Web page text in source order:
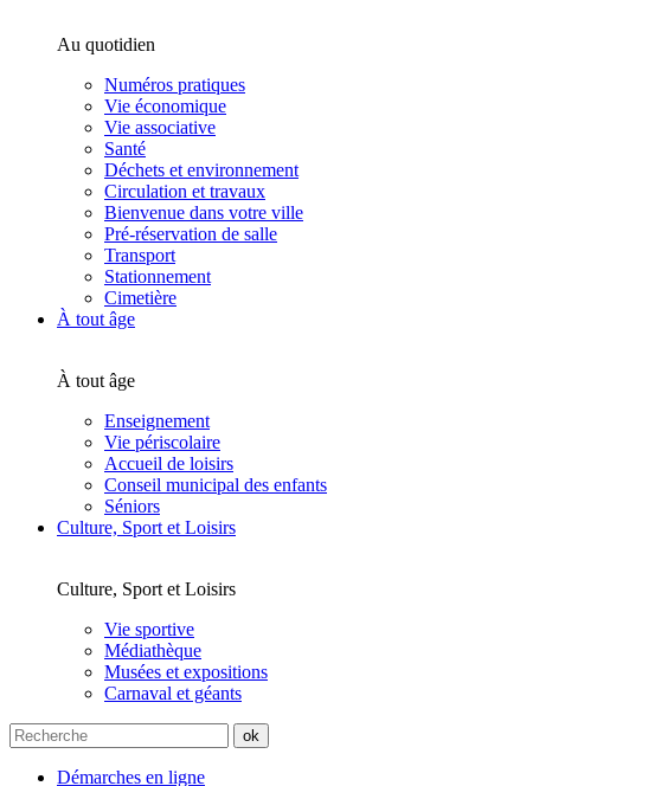
Au quotidien
Numéros pratiques
Vie économique
Vie associative
Santé
Déchets et environnement
Circulation et travaux
Bienvenue dans votre ville
Pré-réservation de salle
Transport
Stationnement
Cimetière
À tout âge
À tout âge
Enseignement
Vie périscolaire
Accueil de loisirs
Conseil municipal des enfants
Séniors
Culture, Sport et Loisirs
Culture, Sport et Loisirs
Vie sportive
Médiathèque
Musées et expositions
Carnaval et géants
Démarches en ligne